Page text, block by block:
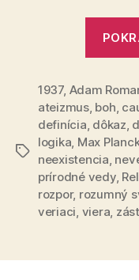
Značky
1937, Adam
ateizmus, boh,
definícia, dôkaz,
logika, Max
neexistencia,
prírodné vedy,
rozpor, rozumný
veriaci, viera,